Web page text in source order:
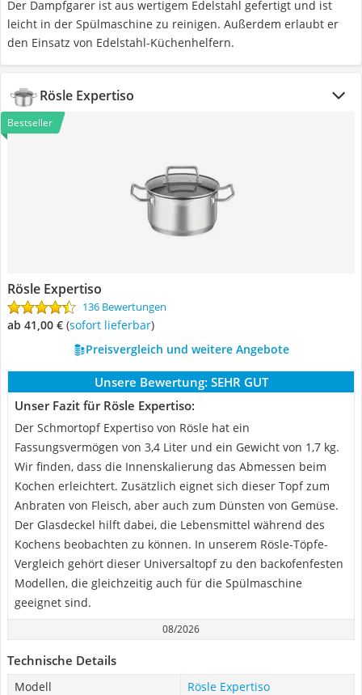
Der Dampfgarer ist aus wertigem Edelstahl gefertigt und ist
leicht in der Spülmaschine zu reinigen. Außerdem erlaubt er
den Einsatz von Edelstahl-Küchenhelfern.
Rösle Expertiso
Bestseller
Rösle Expertiso
136 Bewertungen
ab 41,00 € ( Sofort lieferbar)
Preisvergleich und weitere Angebote
Unsere Bewertung: SEHR GUT
Unser Fazit für Rösle Expertiso:
Der Schmortopf Expertiso von Rösle hat ein
Fassungsvermögen von 3,4 Liter und ein Gewicht von 1,7 kg.
Wir finden, dass die Innenskalierung das Abmessen beim
Kochen erleichtert. Zusätzlich eignet sich dieser Topf zum
Anbraten von Fleisch, aber auch zum Dünsten von Gemüse.
Der Glasdeckel hilft dabei, die Lebensmittel während des
Kochens beobachten zu können. In unserem Rösle-Töpfe-
Vergleich gehört dieser Universaltopf zu den backofenfesten
Modellen, die gleichzeitig auch für die Spülmaschine
geeignet sind.
08/2026
Technische Details
Modell
Rösle Expertiso